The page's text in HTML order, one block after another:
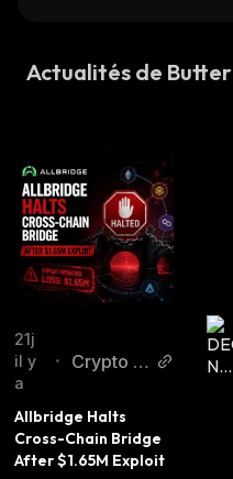
Actualités de Butter
21j
il y
a
•
Crypto B
News
Allbridge Halts
Cross-Chain Bridge
After $1.65M Exploit